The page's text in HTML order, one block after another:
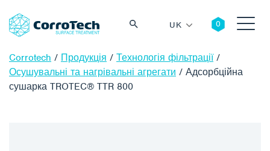
UK
Corrotech / Продукція / Технологія фільтрації/
Осушувальні та нагрівальні агрегати / Адсорбційна
сушарка TROTEC® TTR 800